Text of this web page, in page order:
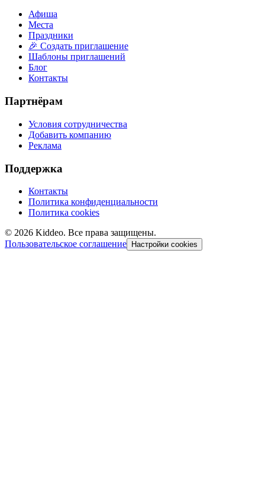
Афиша
Места
Праздники
🎉 Создать приглашение
Шаблоны приглашений
Блог
Контакты
Партнёрам
Условия сотрудничества
Добавить компанию
Реклама
Поддержка
Контакты
Политика конфиденциальности
Политика cookies
© 2026 Kiddeo. Все права защищены.
Пользовательское соглашение
Настройки cookies